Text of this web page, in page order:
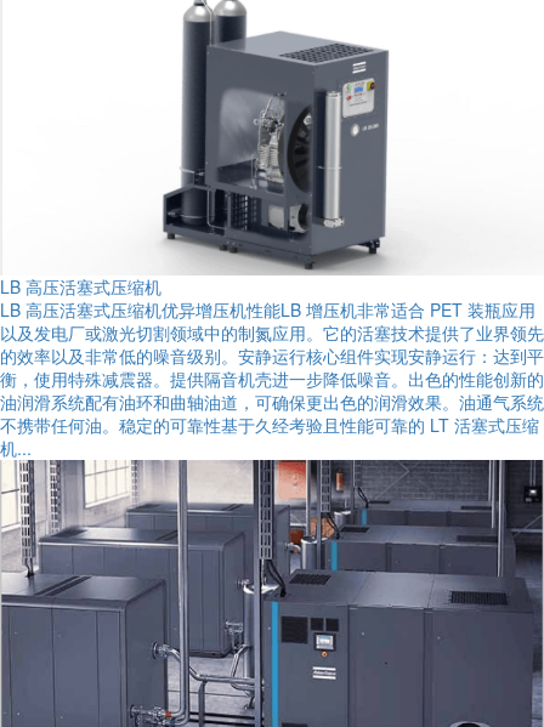
LB 高压活塞式压缩机
LB 高压活塞式压缩机优异增压机性能LB 增压机非常适合 PET 装瓶应用
以及发电厂或激光切割领域中的制氮应用。它的活塞技术提供了业界领先
的效率以及非常低的噪音级别。安静运行核心组件实现安静运行：达到平
衡，使用特殊减震器。提供隔音机壳进一步降低噪音。出色的性能创新的
油润滑系统配有油环和曲轴油道，可确保更出色的润滑效果。油通气系统
不携带任何油。稳定的可靠性基于久经考验且性能可靠的 LT 活塞式压缩
机...